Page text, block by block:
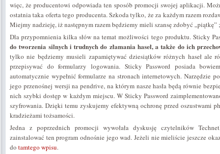
więc, że producentowi odpowiada ten sposób promocji swojej aplikacji.
ostatnia taka oferta tego producenta. Szkoda tylko, że za każdym razem
Miejmy nadzieję, iż następnym razem będziemy mieli szansę zdobyć „piątkę”
Dla przypomnienia kilka słów na temat możliwości tego produktu. Sticky
do tworzenia silnych i trudnych do złamania haseł, a także do ich
tylko nie będziemy musieli zapamiętywać dziesiątków różnych haseł ale
przepisywać do formularzy logowania. Sticky Password posiada
automatycznie wypełnić formularze na stronach internetowych. Narzędzie
jego przenośnej wersji na pendrive, na którym nasze hasła będą równie
nich szybki dostęp w każdym miejscu. W Sticky Password
szyfrowania. Dzięki temu zyskujemy efektywną ochronę przed oszustwami
kradzieżami tożsamości.
Jedna z poprzednich promocji wywołała dyskusję czytelników
zainstalować ten program odnośnie jego wad. Jeżeli nie mieliście jeszcze
do tamtego wpisu.